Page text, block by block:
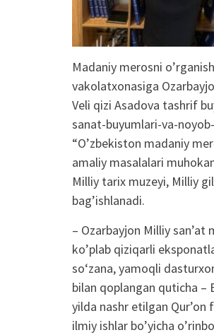
Madaniy merosni
vakolatxonasiga
Veli qizi Asadova tashrif
sanat-buyumlari-va-
“O’zbekiston madaniy
amaliy masalalari
Milliy tarix muzeyi, Milliy
bag’ishlanadi.
– Ozarbayjon Milliy
ko’plab qiziqarli
soʻzana, yamoqli
bilan qoplangan quticha –
yilda nashr etilgan
ilmiy ishlar bo’yicha